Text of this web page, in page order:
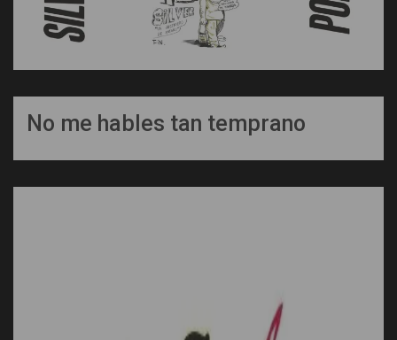
No me hables tan temprano